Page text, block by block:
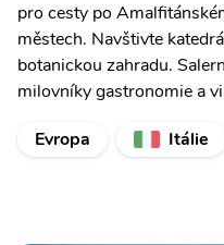
pro cesty po
městech. Navštivte
botanickou zahradu.
milovníky gastronomie a
Evropa
Itálie